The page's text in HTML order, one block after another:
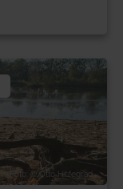
Foto: © Otto Hitzegrad